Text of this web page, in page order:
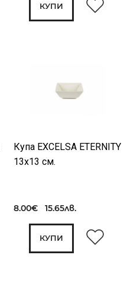
КУПИ
Купа EXCELSA ETERNITY
13x13 см.
8.00€ 15.65лв.
КУПИ